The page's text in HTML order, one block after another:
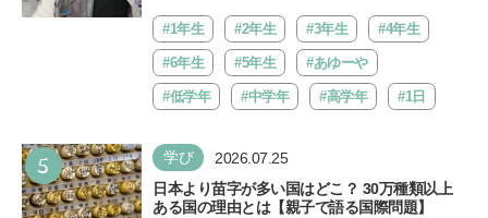
バ!!…
#1年生 #2年生 #3年生 #4年生
#6年生 #5年生 #あゆーや
#低学年 #中学年 #高学年 #1日
5 学び 2026.07.25
日本より苗字が多い国はどこ？ 30万種類以上
ある国の理由とは【親子で語る国際問題】